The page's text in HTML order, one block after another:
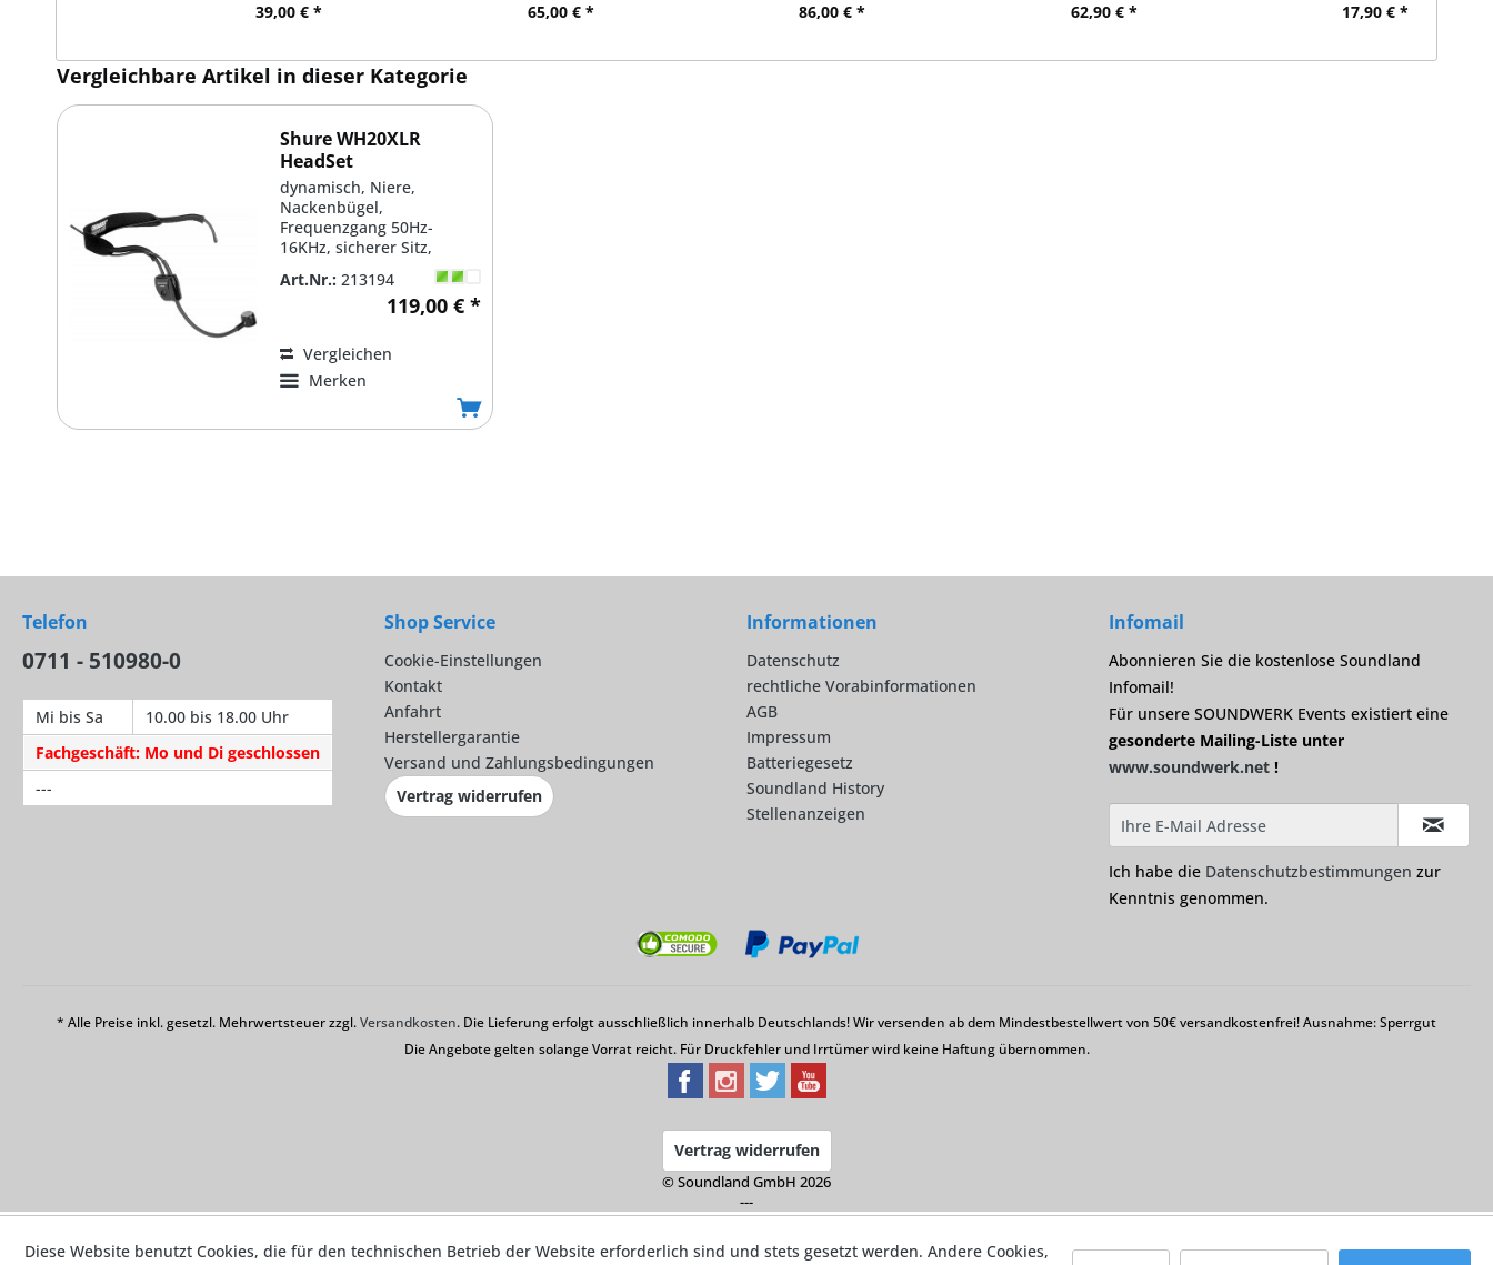
39,00 € * 65,00 € * 86,00 € * 62,90 € * 17,90 € *
Vergleichbare Artikel in dieser Kategorie
Shure WH20XLR
HeadSet
dynamisch, Niere,
Nackenbügel,
Frequenzgang 50Hz-
16KHz, sicherer Sitz,
zusammenlegbar, 120cm
Art.Nr.: 213194
119,00 € *
Vergleichen
Merken
Telefon
0711 - 510980-0
Mi bis Sa
10.00 bis 18.00 Uhr
Fachgeschäft: Mo und Di geschlossen
---
Shop Service
Cookie-Einstellungen
Kontakt
Anfahrt
Herstellergarantie
Versand und Zahlungsbedingungen
Vertrag widerrufen
Informationen
Datenschutz
rechtliche Vorabinformationen
AGB
Impressum
Batteriegesetz
Soundland History
Stellenanzeigen
Infomail
Abonnieren Sie die kostenlose Soundland
Infomail!
Für unsere SOUNDWERK Events existiert eine
gesonderte Mailing-Liste unter
www.soundwerk.net !
Ich habe die Datenschutzbestimmungen zur
Kenntnis genommen.
* Alle Preise inkl. gesetzl. Mehrwertsteuer zzgl.Versandkosten. Die Lieferung erfolgt ausschließlich innerhalb Deutschlands! Wir versenden ab dem Mindestbestellwert von 50€ versandkostenfrei! Ausnahme: Sperrgut
Die Angebote gelten solange Vorrat reicht. Für Druckfehler und Irrtümer wird keine Haftung übernommen.
Vertrag widerrufen
© Soundland GmbH 2026
---
Diese Website benutzt Cookies, die für den technischen Betrieb der Website erforderlich sind und stets gesetzt werden. Andere Cookies,